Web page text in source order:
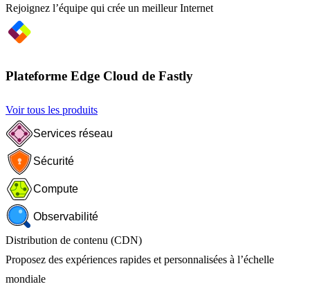
Rejoignez l’équipe qui crée un meilleur Internet
Plateforme Edge Cloud de Fastly
Voir tous les produits
Services réseau
Sécurité
Compute
Observabilité
Distribution de contenu (CDN)
Proposez des expériences rapides et personnalisées à l’échelle
mondiale